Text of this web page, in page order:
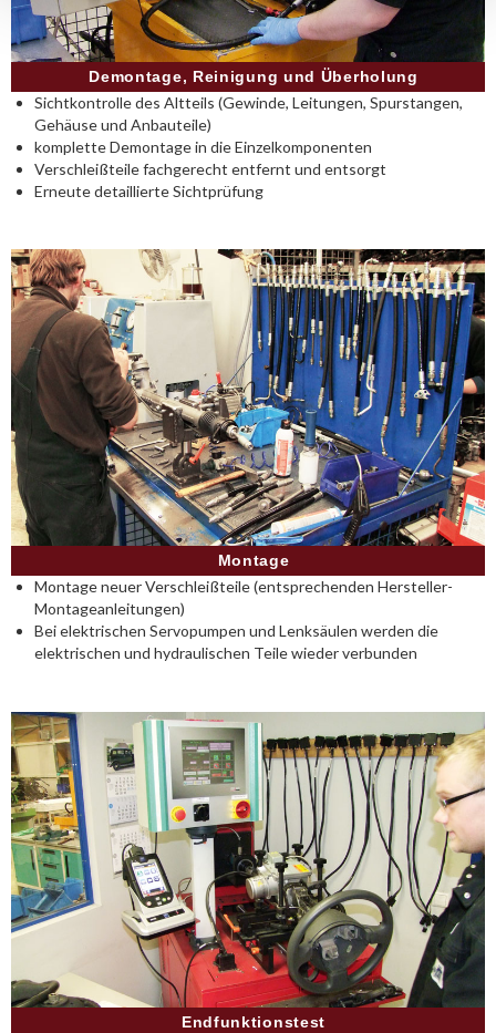
Demontage, Reinigung und Überholung
Sichtkontrolle des Altteils (Gewinde, Leitungen, Spurstangen,
Gehäuse und Anbauteile)
komplette Demontage in die Einzelkomponenten
Verschleißteile fachgerecht entfernt und entsorgt
Erneute detaillierte Sichtprüfung
Montage
Montage neuer Verschleißteile (entsprechenden Hersteller-
Montageanleitungen)
Bei elektrischen Servopumpen und Lenksäulen werden die
elektrischen und hydraulischen Teile wieder verbunden
Endfunktionstest